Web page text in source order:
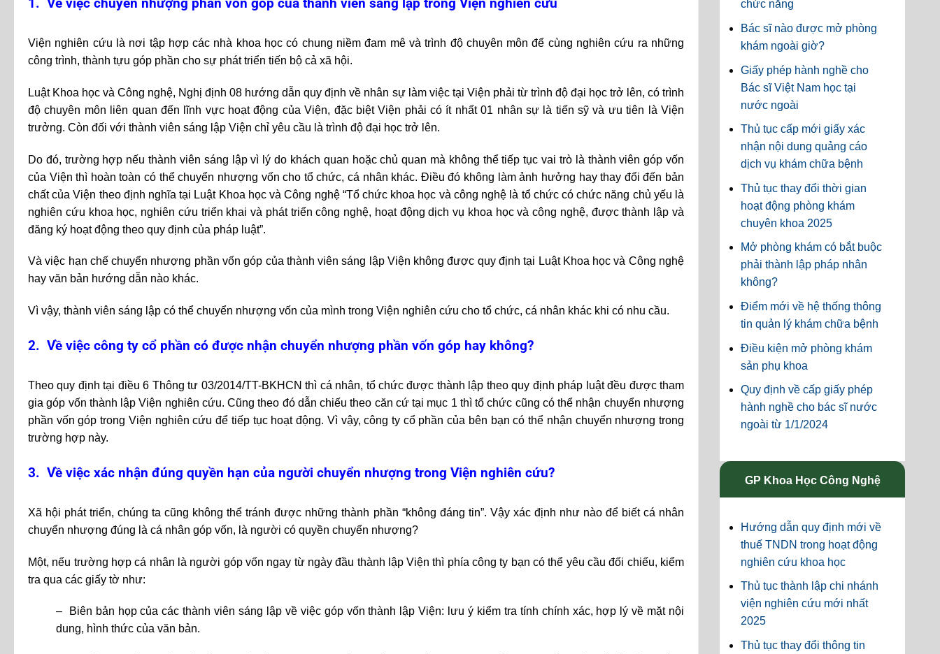
1. Về việc chuyển nhượng phần vốn góp của thành viên sáng lập trong Viện nghiên cứu
Viện nghiên cứu là nơi tập hợp các nhà khoa học có chung niềm đam mê và trình độ chuyên môn để cùng nghiên cứu ra những
công trình, thành tựu góp phần cho sự phát triển tiến bộ cả xã hội.
Luật Khoa học và Công nghệ, Nghị định 08 hướng dẫn quy định về nhân sự làm việc tại Viện phải từ trình độ đại học trở lên, có trình
độ chuyên môn liên quan đến lĩnh vực hoạt động của Viện, đặc biệt Viện phải có ít nhất 01 nhân sự là tiến sỹ và ưu tiên là Viện
trưởng. Còn đối với thành viên sáng lập Viện chỉ yêu cầu là trình độ đại học trở lên.
Do đó, trường hợp nếu thành viên sáng lập vì lý do khách quan hoặc chủ quan mà không thể tiếp tục vai trò là thành viên góp vốn
của Viện thì hoàn toàn có thể chuyển nhượng vốn cho tổ chức, cá nhân khác. Điều đó không làm ảnh hưởng hay thay đổi đến bản
chất của Viện theo định nghĩa tại Luật Khoa học và Công nghệ “Tổ chức khoa học và công nghệ là tổ chức có chức năng chủ yếu là
nghiên cứu khoa học, nghiên cứu triển khai và phát triển công nghệ, hoạt động dịch vụ khoa học và công nghệ, được thành lập và
đăng ký hoạt động theo quy định của pháp luật”.
Và việc hạn chế chuyển nhượng phần vốn góp của thành viên sáng lập Viện không được quy định tại Luật Khoa học và Công nghệ
hay văn bản hướng dẫn nào khác.
Vì vậy, thành viên sáng lập có thể chuyển nhượng vốn của mình trong Viện nghiên cứu cho tổ chức, cá nhân khác khi có nhu cầu.
2. Về việc công ty cổ phần có được nhận chuyển nhượng phần vốn góp hay không?
Theo quy định tại điều 6 Thông tư 03/2014/TT-BKHCN thì cá nhân, tổ chức được thành lập theo quy định pháp luật đều được tham
gia góp vốn thành lập Viện nghiên cứu. Cũng theo đó dẫn chiếu theo căn cứ tại mục 1 thì tổ chức cũng có thể nhận chuyển nhượng
phần vốn góp trong Viện nghiên cứu để tiếp tục hoạt động. Vì vậy, công ty cổ phần của bên bạn có thể nhận chuyển nhượng trong
trường hợp này.
3. Về việc xác nhận đúng quyền hạn của người chuyển nhượng trong Viện nghiên cứu?
Xã hội phát triển, chúng ta cũng không thể tránh được những thành phần “không đáng tin”. Vậy xác định như nào để biết cá nhân
chuyển nhượng đúng là cá nhân góp vốn, là người có quyền chuyển nhượng?
Một, nếu trường hợp cá nhân là người góp vốn ngay từ ngày đầu thành lập Viện thì phía công ty bạn có thể yêu cầu đối chiếu, kiểm
tra qua các giấy tờ như:
– Biên bản họp của các thành viên sáng lập về việc góp vốn thành lập Viện: lưu ý kiểm tra tính chính xác, hợp lý về mặt nội
dung, hình thức của văn bản.
chức năng
Bác sĩ nào được mở phòng
khám ngoài giờ?
Giấy phép hành nghề cho
Bác sĩ Việt Nam học tại
nước ngoài
Thủ tục cấp mới giấy xác
nhận nội dung quảng cáo
dịch vụ khám chữa bệnh
Thủ tục thay đổi thời gian
hoạt động phòng khám
chuyên khoa 2025
Mở phòng khám có bắt buộc
phải thành lập pháp nhân
không?
Điểm mới về hệ thống thông
tin quản lý khám chữa bệnh
Điều kiện mở phòng khám
sản phụ khoa
Quy định về cấp giấy phép
hành nghề cho bác sĩ nước
ngoài từ 1/1/2024
GP Khoa Học Công Nghệ
Hướng dẫn quy định mới về
thuế TNDN trong hoạt động
nghiên cứu khoa học
Thủ tục thành lập chi nhánh
viện nghiên cứu mới nhất
2025
Thủ tục thay đổi thông tin